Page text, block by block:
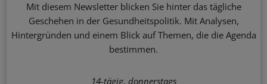
Mit diesem Newsletter blicken Sie hinter das tägliche
Geschehen in der Gesundheitspolitik. Mit Analysen,
Hintergründen und einem Blick auf Themen, die die Agenda
bestimmen.
14-tägig, donnerstags